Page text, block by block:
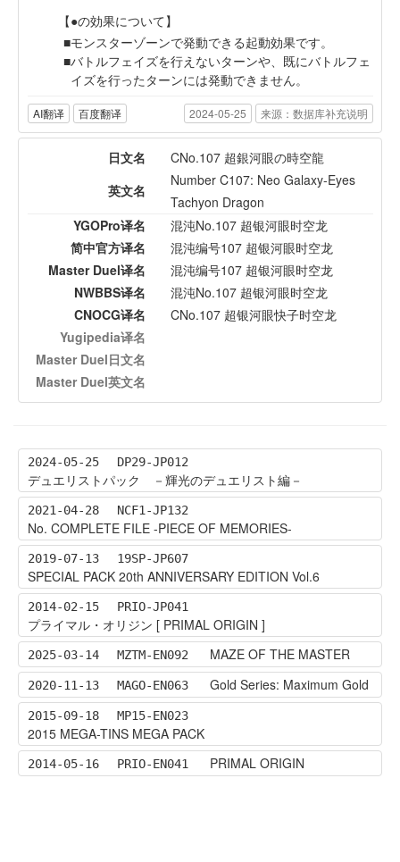
【●の効果について】
モンスターゾーンで発動できる起動効果です。
バトルフェイズを行えないターンや、既にバトルフェ
イズを行ったターンには発動できません。
AI翻译 百度翻译 2024-05-25 来源：数据库补充说明
日文名
CNo.107 超銀河眼の時空龍
英文名
Number C107: Neo Galaxy-Eyes
Tachyon Dragon
YGOPro译名
混沌No.107 超银河眼时空龙
简中官方译名
混沌编号107 超银河眼时空龙
Master Duel译名
混沌编号107 超银河眼时空龙
NWBBS译名
混沌No.107 超银河眼时空龙
CNOCG译名
CNo.107 超银河眼快子时空龙
Yugipedia译名
Master Duel日文名
Master Duel英文名
2024-05-25 DP29-JP012
デュエリストパック －輝光のデュエリスト編－
2021-04-28 NCF1-JP132
No. COMPLETE FILE -PIECE OF MEMORIES-
2019-07-13 19SP-JP607
SPECIAL PACK 20th ANNIVERSARY EDITION Vol.6
2014-02-15 PRIO-JP041
プライマル・オリジン [ PRIMAL ORIGIN ]
2025-03-14 MZTM-EN092 MAZE OF THE MASTER
2020-11-13 MAGO-EN063 Gold Series: Maximum Gold
2015-09-18 MP15-EN023
2015 MEGA-TINS MEGA PACK
2014-05-16 PRIO-EN041 PRIMAL ORIGIN